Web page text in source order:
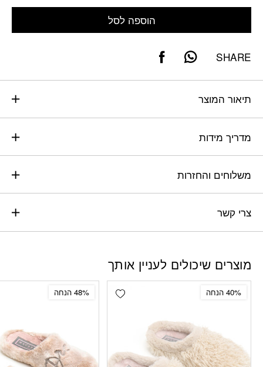
הוספה לסל
SHARE
תיאור המוצר
מדריך מידות
משלוחים והחזרות
צרי קשר
מוצרים שיכולים לעניין אותך
Add wishlist 40% הנחה 48% הנחה